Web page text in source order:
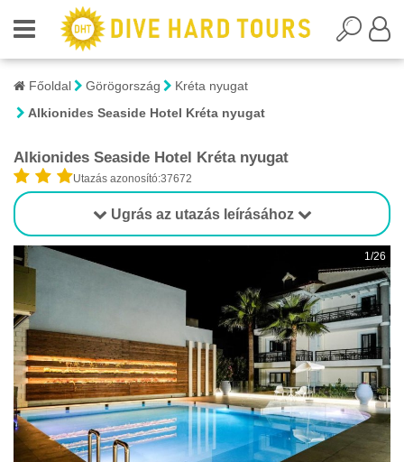
Főoldal Görögország
Kréta nyugat
Alkionides Seaside Hotel Kréta nyugat
Alkionides Seaside Hotel Kréta nyugat
Utazás azonosító:37672
Ugrás az utazás leírásához
1/26